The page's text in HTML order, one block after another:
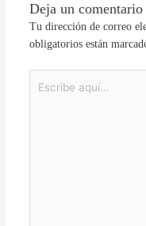
Deja un comentario
Tu dirección de correo
obligatorios están
aquí...